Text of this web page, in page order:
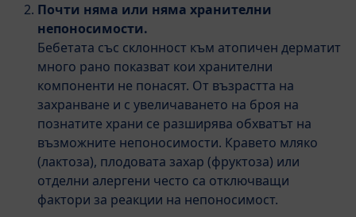
Почти няма или няма хранителни
непоносимости.
Бебетата със склонност към атопичен дерматит
много рано показват кои хранителни
компоненти не понасят. От възрастта на
захранване и с увеличаването на броя на
познатите храни се разширява обхватът на
възможните непоносимости. Кравето мляко
(лактоза), плодовата захар (фруктоза) или
отделни алергени често са отключващи
фактори за реакции на непоносимост.